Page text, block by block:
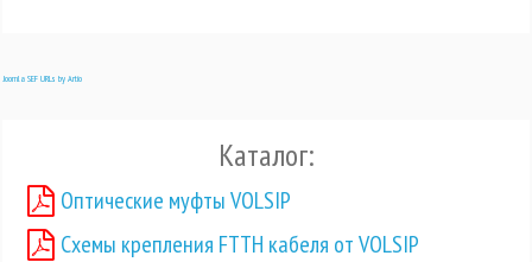
Joomla SEF URLs by Artio
Каталог:
Оптические муфты VOLSIP
Схемы крепления FTTH кабеля от VOLSIP